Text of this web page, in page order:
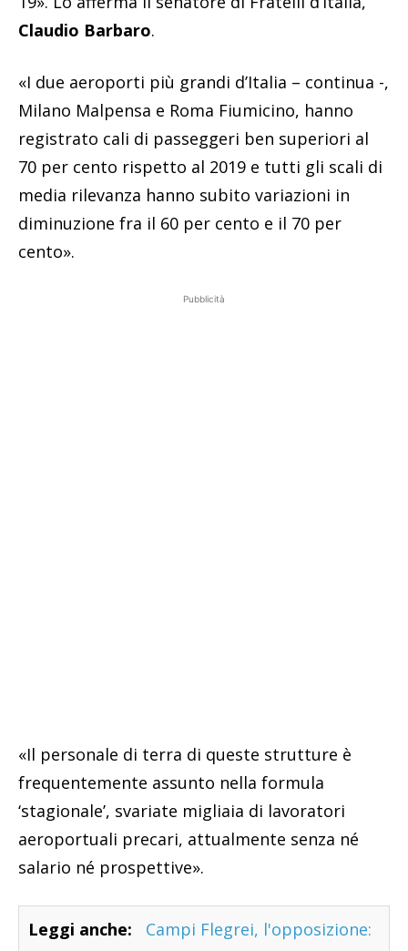
Claudio Barbaro.
«I due aeroporti più grandi d’Italia – continua -,
Milano Malpensa e Roma Fiumicino, hanno
registrato cali di passeggeri ben superiori al
70 per cento rispetto al 2019 e tutti gli scali di
media rilevanza hanno subito variazioni in
diminuzione fra il 60 per cento e il 70 per
cento».
Pubblicità
«Il personale di terra di queste strutture è
frequentemente assunto nella formula
‘stagionale’, svariate migliaia di lavoratori
aeroportuali precari, attualmente senza né
salario né prospettive».
Leggi anche:
Campi Flegrei, l'opposizione: